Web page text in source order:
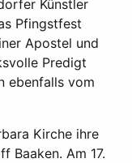
Künstler
Pfingstfest
Apostel und
Predigt
ebenfalls vom
Kirche ihre
Baaken. Am 17.